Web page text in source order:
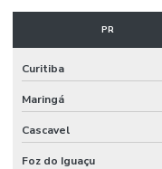
Laudo técnico de vistoria
Laudo técnico de vistoria
Laudo de vistoria cautelar
Laudo de vistoria de
Laudo de vistoria de
PR
Curitiba
Maringá
Cascavel
Foz do Iguaçu